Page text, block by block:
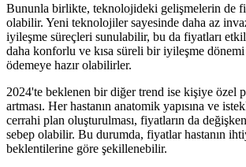
Bununla birlikte, teknolojideki gelişmelerin de
olabilir. Yeni teknolojiler sayesinde daha az
iyileşme süreçleri sunulabilir, bu da fiyatları
daha konforlu ve kısa süreli bir iyileşme
ödemeye hazır olabilirler.
2024'te beklenen bir diğer trend ise kişiye özel
artması. Her hastanın anatomik yapısına ve
cerrahi plan oluşturulması, fiyatların da
sebep olabilir. Bu durumda, fiyatlar hastanın
beklentilerine göre şekillenebilir.